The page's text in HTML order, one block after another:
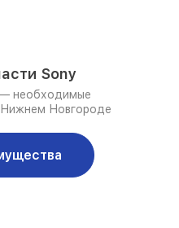
Sony
— необходимые
Новгороде